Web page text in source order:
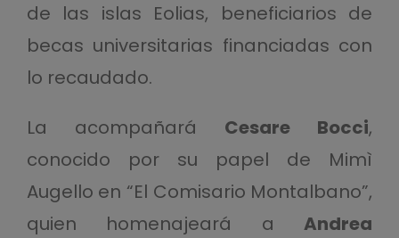
de las islas Eolias, beneficiarios de
becas universitarias financiadas con
lo recaudado.
La acompañará Cesare Bocci,
conocido por su papel de Mimì
Augello en “El Comisario Montalbano”,
quien homenajeará aAndrea